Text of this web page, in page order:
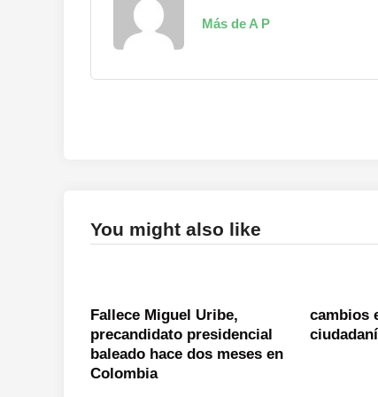
Más de A P
You might also like
Fallece Miguel Uribe,
precandidato presidencial
baleado hace dos meses en
Colombia
cambios